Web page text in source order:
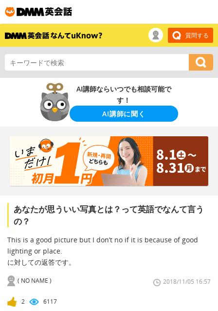
質問する
AI講師ならいつでも相談可能で
す！
AI講師に聞く
あなたが思ういい写真とは？って英語でなんて言う
の？
This is a good picture but I don’t no if it is because of good
lighting or place.
に対しての返答です。
( NO NAME ) 2018/11/05 16:57
2 6117